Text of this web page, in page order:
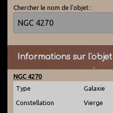
Chercher le nom de l'objet :
Informations sur l'objet
NGC 4270
Type
Galaxie
Constellation Vierge